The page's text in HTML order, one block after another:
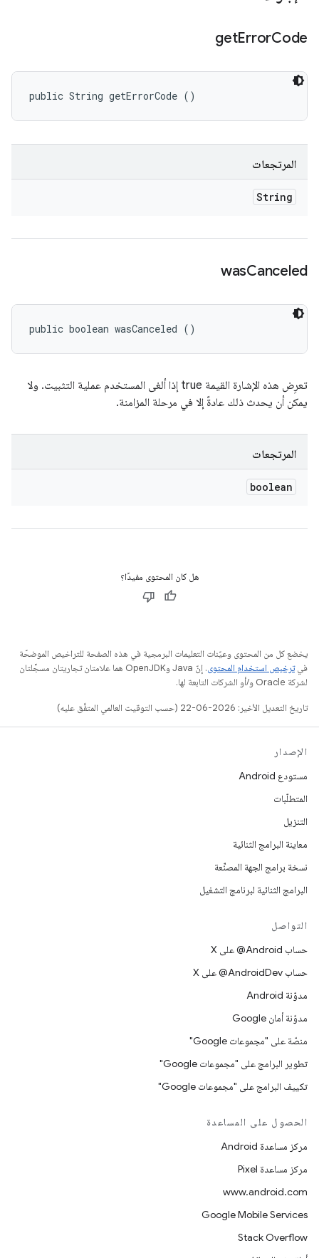
getErrorCode
public String getErrorCode ()
المرتجعات
String
wasCanceled
public boolean wasCanceled ()
تعرِض هذه الإشارة القيمة true إذا ألغى المستخدم عملية التثبيت. ولا
يمكن أن يحدث ذلك عادةً إلا في مرحلة المزامنة.
المرتجعات
boolean
هل كان المحتوى مفيدًا؟
يخضع كل من المحتوى وعيّنات التعليمات البرمجية في هذه الصفحة للتراخيص الموضحّة
فيترخيص استخدام المحتوى
. إنّ Java وOpenJDK هما علامتان تجاريتان مسجَّلتان
لشركة Oracle و/أو الشركات التابعة لها.
تاريخ التعديل الأخير: 2026-06-22 (حسب التوقيت العالمي المتفَّق عليه)
الإصدار
مستودع Android
المتطلّبات
التنزيل
معاينة البرامج الثنائية
نسخة برامج الجهة المصنِّعة
البرامج الثنائية لبرنامج التشغيل
التواصل
حساب ‎@Android على X
حساب ‎@AndroidDev على X
مدوّنة Android
مدوّنة أمان Google
منصّة على "مجموعات Google"
تطوير البرامج على "مجموعات Google"
تكييف البرامج على "مجموعات Google"
الحصول على المساعدة
مركز مساعدة Android
مركز مساعدة Pixel
www.android.com
Google Mobile Services
Stack Overflow